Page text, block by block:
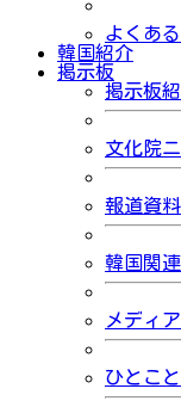
よくあ
韓国紹介
掲示板
掲示板
文化院
報道資料
韓国関
メディ
ひとこ